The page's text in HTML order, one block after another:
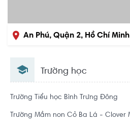
An Phú, Quận 2, Hồ Chí Minh
Trường học
Trường Tiểu học Bình Trưng Đông